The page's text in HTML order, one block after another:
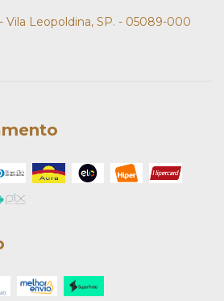
Vila Leopoldina, SP. - 05089-000